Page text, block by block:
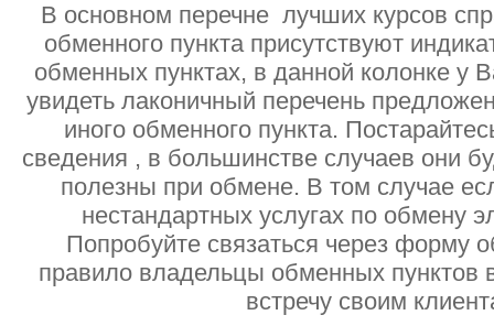
В основном перечне лучших курсов
обменного пункта присутствуют
обменных пунктах, в данной колонке у
увидеть лаконичный перечень
иного обменного пункта.
сведения , в большинстве случаев они
полезны при обмене. В том случае
нестандартных услугах по обмену
Попробуйте связаться через форму
правило владельцы обменных пунктов
встречу своим